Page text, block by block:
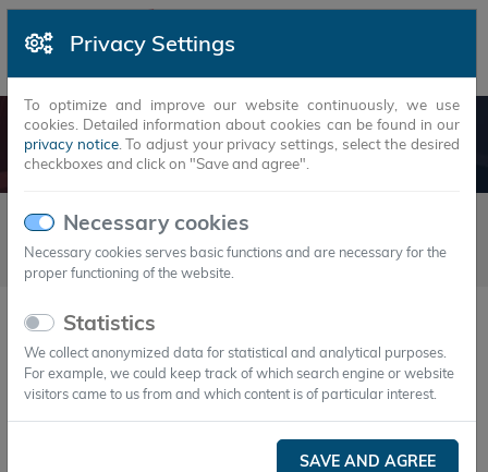
Privacy Settings
To optimize and improve our website continuously, we use
cookies. Detailed information about cookies can be found in our
privacy notice. To adjust your privacy settings, select the desired
checkboxes and click on "Save and agree".
Necessary cookies
Necessary cookies serves basic functions and are necessary for the
proper functioning of the website.
Statistics
We collect anonymized data for statistical and analytical purposes.
For example, we could keep track of which search engine or website
visitors came to us from and which content is of particular interest.
SAVE AND AGREE
NEWS
Newsarticles 2019
7
07.07.2019 - Axiotherm GmbH gewinnt smarter E Award 2019
in der Kategorie „Smart Renewable Energy“
07.Jul.2019
Axiotherm GmbH gewinnt smarter E
Award 2019 in der Kategorie „Smart